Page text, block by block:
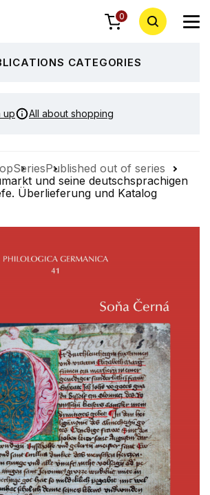
0
CATEGORIES
up All about shopping
SeriesPublished out of series
und seine deutschsprachigen
Überlieferung und Katalog